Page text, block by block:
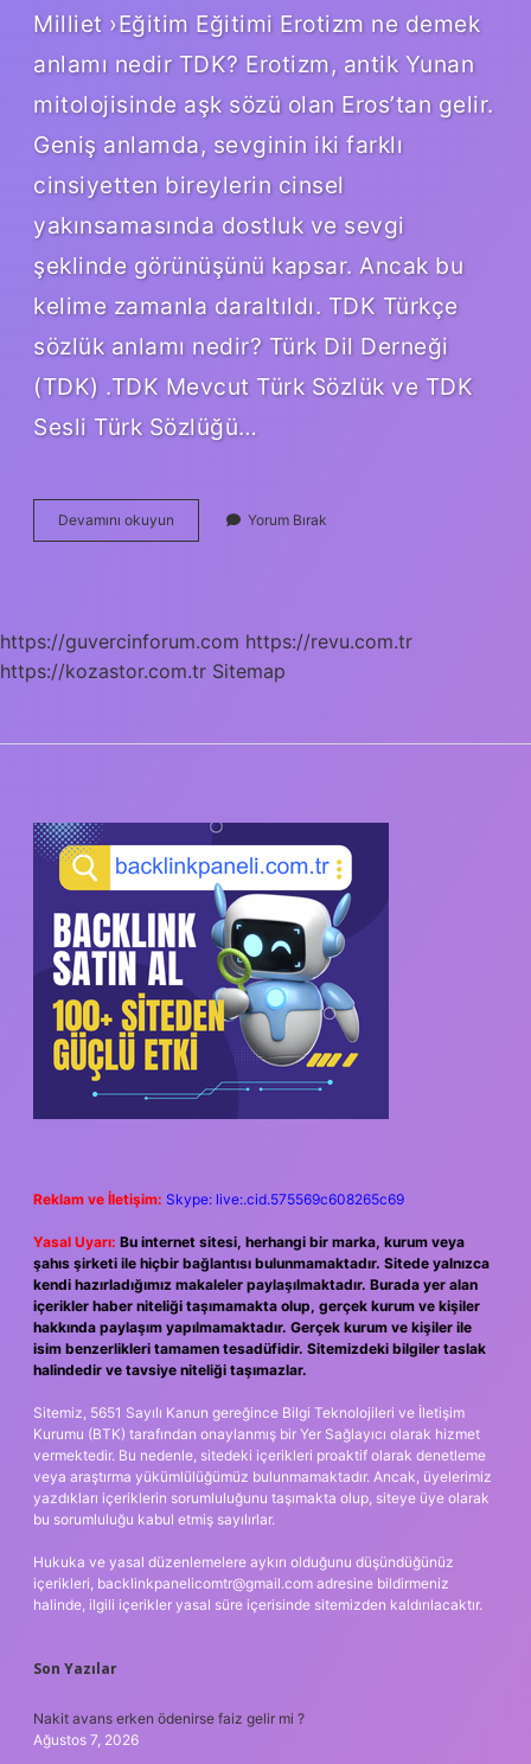
Milliet ›Eğitim Eğitimi Erotizm ne demek
anlamı nedir TDK? Erotizm, antik Yunan
mitolojisinde aşk sözü olan Eros’tan gelir.
Geniş anlamda, sevginin iki farklı
cinsiyetten bireylerin cinsel
yakınsamasında dostluk ve sevgi
şeklinde görünüşünü kapsar. Ancak bu
kelime zamanla daraltıldı. TDK Türkçe
sözlük anlamı nedir? Türk Dil Derneği
(TDK) .TDK Mevcut Türk Sözlük ve TDK
Sesli Türk Sözlüğü…
Devamını okuyun
In
Yorum Bırak
https://guvercinforum.com https://revu.com.tr
https://kozastor.com.tr Sitemap
SIDEBAR
Reklam ve İletişim: Skype: live:.cid.575569c608265c69
Yasal Uyarı: Bu internet sitesi, herhangi bir marka, kurum veya
şahıs şirketi ile hiçbir bağlantısı bulunmamaktadır. Sitede yalnızca
kendi hazırladığımız makaleler paylaşılmaktadır. Burada yer alan
içerikler haber niteliği taşımamakta olup, gerçek kurum ve kişiler
hakkında paylaşım yapılmamaktadır. Gerçek kurum ve kişiler ile
isim benzerlikleri tamamen tesadüfidir. Sitemizdeki bilgiler taslak
halindedir ve tavsiye niteliği taşımazlar.
Sitemiz, 5651 Sayılı Kanun gereğince Bilgi Teknolojileri ve İletişim
Kurumu (BTK) tarafından onaylanmış bir Yer Sağlayıcı olarak hizmet
vermektedir. Bu nedenle, sitedeki içerikleri proaktif olarak denetleme
veya araştırma yükümlülüğümüz bulunmamaktadır. Ancak, üyelerimiz
yazdıkları içeriklerin sorumluluğunu taşımakta olup, siteye üye olarak
bu sorumluluğu kabul etmiş sayılırlar.
Hukuka ve yasal düzenlemelere aykırı olduğunu düşündüğünüz
içerikleri, backlinkpanelicomtr@gmail.com adresine bildirmeniz
halinde, ilgili içerikler yasal süre içerisinde sitemizden kaldırılacaktır.
Son Yazılar
Nakit avans erken ödenirse faiz gelir mi ?
Ağustos 7, 2026